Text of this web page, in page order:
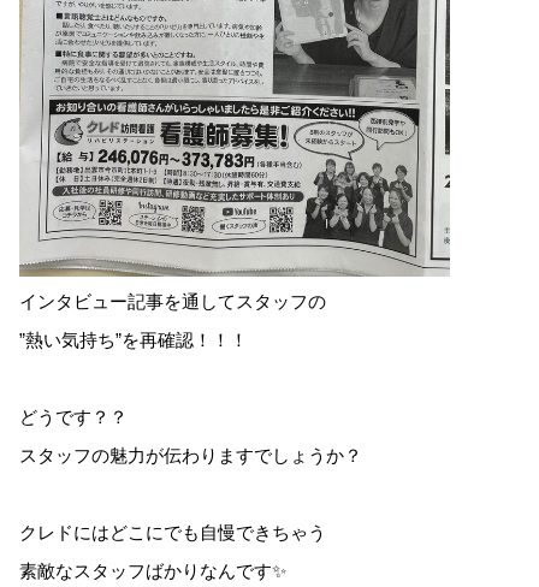
インタビュー記事を通してスタッフの
”熱い気持ち”を再確認！！！
どうです？？
スタッフの魅力が伝わりますでしょうか？
クレドにはどこにでも自慢できちゃう
素敵なスタッフばかりなんです✨